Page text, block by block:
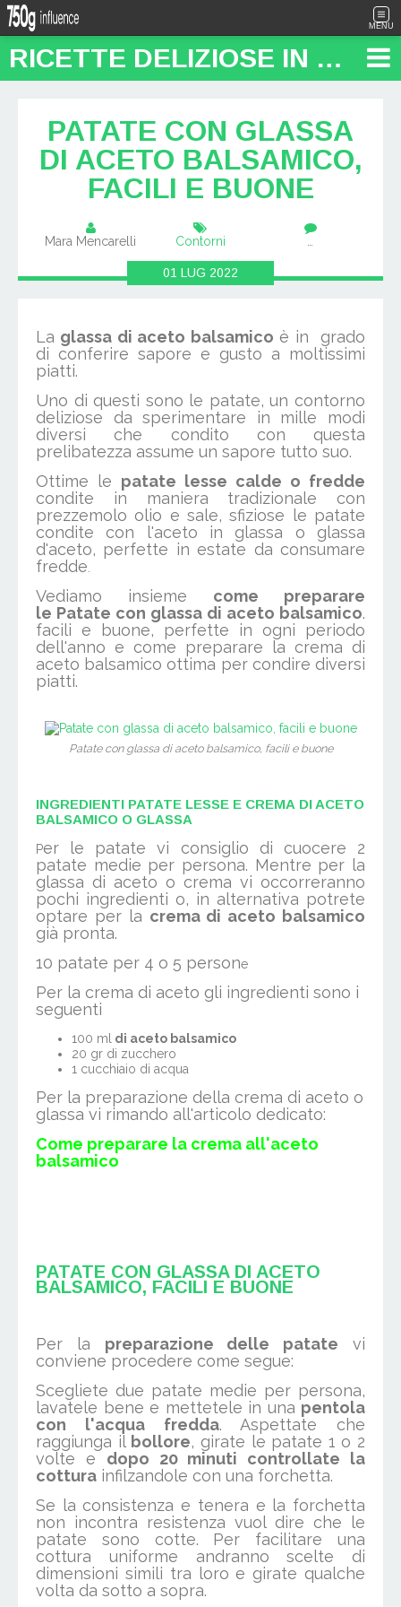
MENU
RICETTE DELIZIOSE IN PENTOLA: "FOOD TRAVEL BLOG"
PATATE CON GLASSA
DI ACETO BALSAMICO,
FACILI E BUONE
Mara Mencarelli Contorni …
01 LUG 2022
La glassa di aceto balsamico è in grado
di conferire sapore e gusto a moltissimi
piatti.
Uno di questi sono le patate, un contorno
deliziose da sperimentare in mille modi
diversi che condito con questa
prelibatezza assume un sapore tutto suo.
Ottime le patate lesse calde o fredde
condite in maniera tradizionale con
prezzemolo olio e sale, sfiziose le patate
condite con l'aceto in glassa o glassa
d'aceto, perfette in estate da consumare
fredde.
Vediamo insieme come preparare
le Patate con glassa di aceto balsamico.
facili e buone, perfette in ogni periodo
dell'anno e come preparare la crema di
aceto balsamico ottima per condire diversi
piatti.
Patate con glassa di aceto balsamico, facili e buone
INGREDIENTI PATATE LESSE E CREMA DI ACETO
BALSAMICO O GLASSA
Per le patate vi consiglio di cuocere 2
patate medie per persona. Mentre per la
glassa di aceto o crema vi occorreranno
pochi ingredienti o, in alternativa potrete
optare per la crema di aceto balsamico
già pronta.
10 patate per 4 o 5 persone
Per la crema di aceto gli ingredienti sono i
seguenti
100 ml di aceto balsamico
20 gr di zucchero
1 cucchiaio di acqua
Per la preparazione della crema di aceto o
glassa vi rimando all'articolo dedicato:
Come preparare la crema all'aceto
balsamico
PATATE CON GLASSA DI ACETO
BALSAMICO, FACILI E BUONE
Per la preparazione delle patate vi
conviene procedere come segue:
Scegliete due patate medie per persona,
lavatele bene e mettetele in una pentola
con l'acqua fredda. Aspettate che
raggiunga il bollore, girate le patate 1 o 2
volte e dopo 20 minuti controllate la
cottura infilzandole con una forchetta.
Se la consistenza e tenera e la forchetta
non incontra resistenza vuol dire che le
patate sono cotte. Per facilitare una
cottura uniforme andranno scelte di
dimensioni simili tra loro e girate qualche
volta da sotto a sopra.